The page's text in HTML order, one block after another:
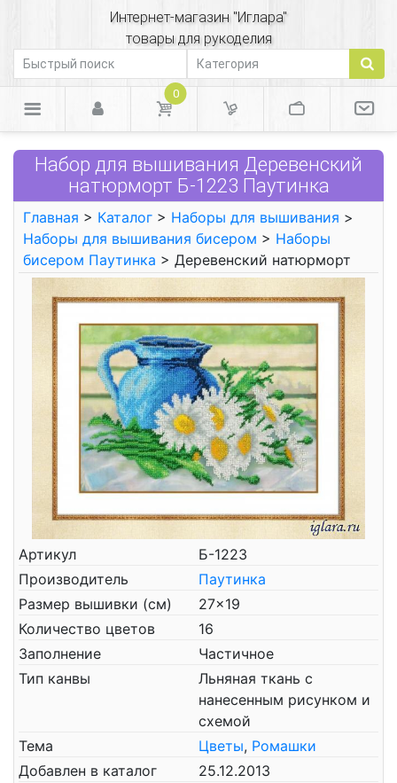
Интернет-магазин "Иглара"
товары для рукоделия
0
Набор для вышивания Деревенский
натюрморт Б-1223 Паутинка
Главная > Каталог > Наборы для вышивания >
Наборы для вышивания бисером > Наборы
бисером Паутинка > Деревенский натюрморт
Артикул
Б-1223
Производитель
Паутинка
Размер вышивки (см)
27x19
Количество цветов
16
Заполнение
Частичное
Тип канвы
Льняная ткань с
нанесенным рисунком и
схемой
Тема
Цветы, Ромашки
Добавлен в каталог
25.12.2013